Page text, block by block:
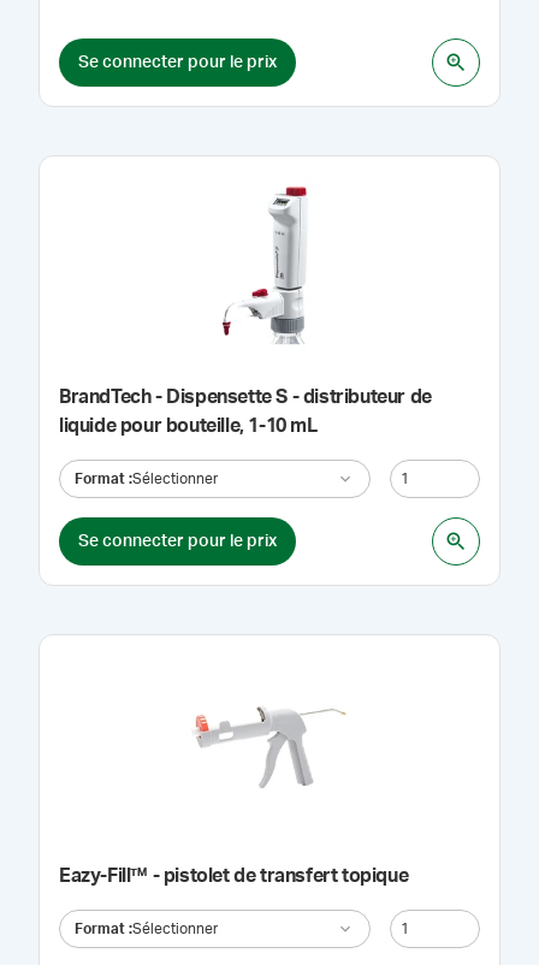
Se connecter pour le prix
BrandTech - Dispensette S - distributeur de
liquide pour bouteille, 1-10 mL
Format :Sélectionner
Se connecter pour le prix
Eazy-Fill™ - pistolet de transfert topique
Format :Sélectionner